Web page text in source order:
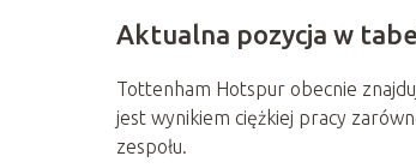
Aktualna pozycja w
Tottenham Hotspur obecnie
jest wynikiem ciężkiej pracy
zespołu.